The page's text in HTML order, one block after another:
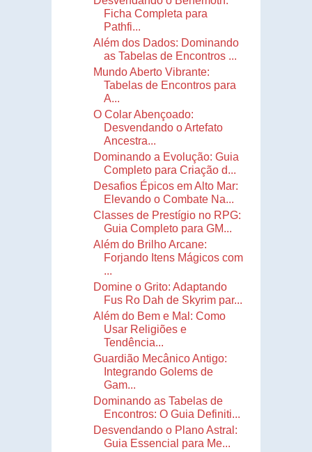
Ficha Completa para
Pathfi...
Além dos Dados: Dominando
as Tabelas de Encontros ...
Mundo Aberto Vibrante:
Tabelas de Encontros para
A...
O Colar Abençoado:
Desvendando o Artefato
Ancestra...
Dominando a Evolução: Guia
Completo para Criação d...
Desafios Épicos em Alto Mar:
Elevando o Combate Na...
Classes de Prestígio no RPG:
Guia Completo para GM...
Além do Brilho Arcane:
Forjando Itens Mágicos com
...
Domine o Grito: Adaptando
Fus Ro Dah de Skyrim par...
Além do Bem e Mal: Como
Usar Religiões e
Tendência...
Guardião Mecânico Antigo:
Integrando Golems de
Gam...
Dominando as Tabelas de
Encontros: O Guia Definiti...
Desvendando o Plano Astral:
Guia Essencial para Me...